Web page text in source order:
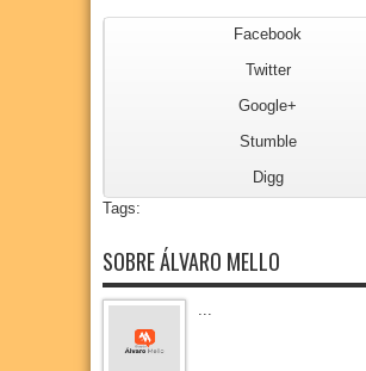
Facebook
Twitter
Google+
Stumble
Digg
Tags:
SOBRE ÁLVARO MELLO
...